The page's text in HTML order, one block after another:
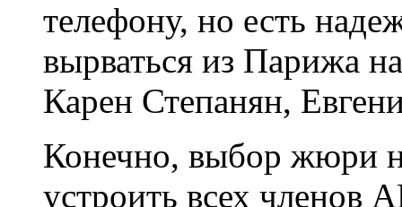
телефону, но есть
вырваться из Парижа
Карен Степанян,
Конечно, выбор жюри
устроить всех членов